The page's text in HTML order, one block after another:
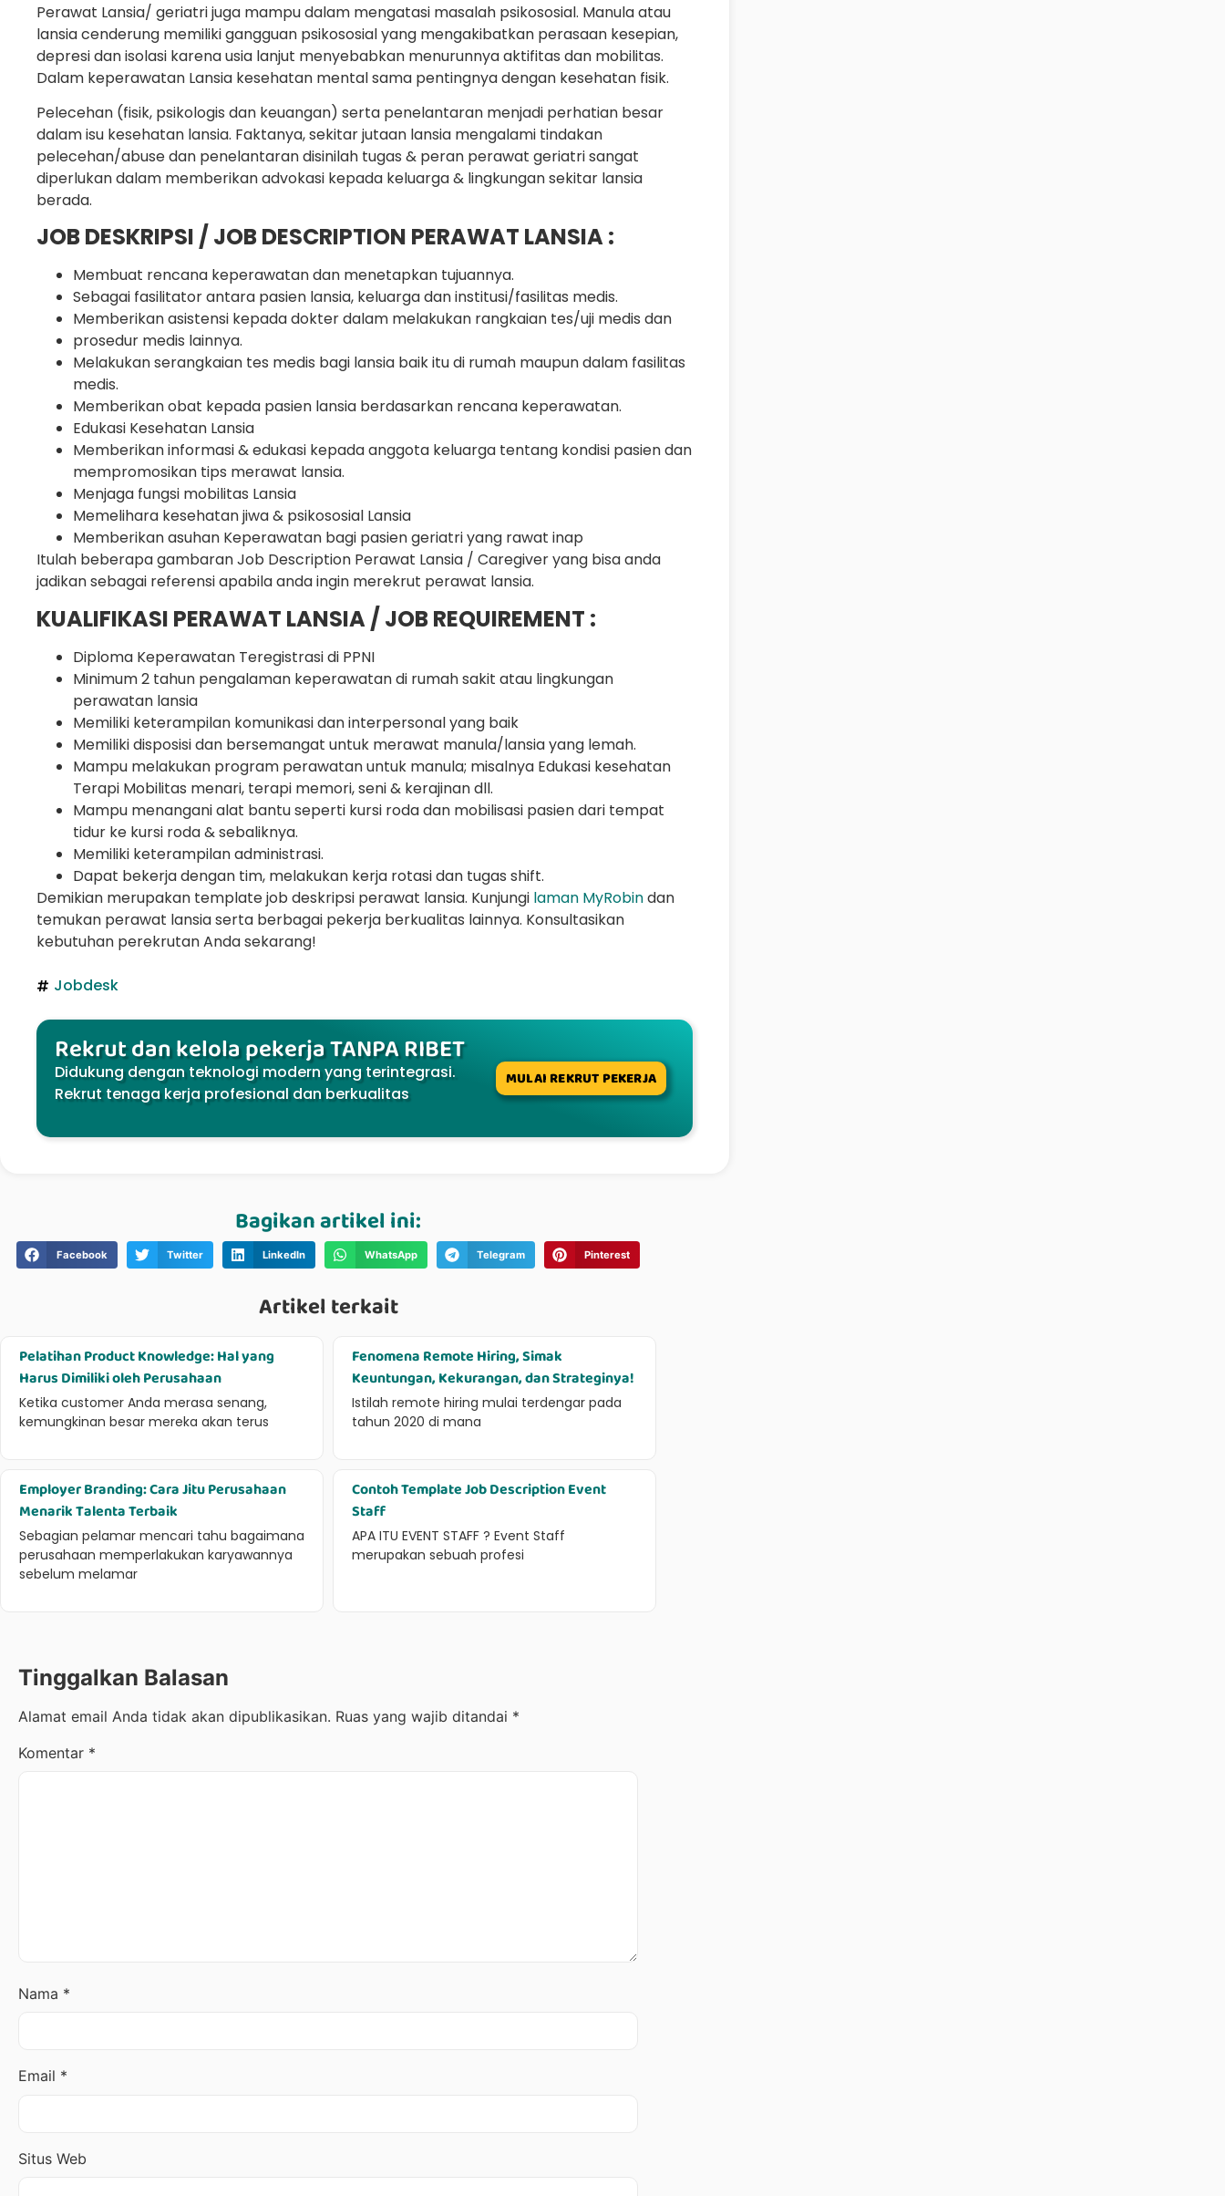
Perawat Lansia/ geriatri juga mampu dalam mengatasi masalah psikososial. Manula atau
lansia cenderung memiliki gangguan psikososial yang mengakibatkan perasaan kesepian,
depresi dan isolasi karena usia lanjut menyebabkan menurunnya aktifitas dan mobilitas.
Dalam keperawatan Lansia kesehatan mental sama pentingnya dengan kesehatan fisik.
Pelecehan (fisik, psikologis dan keuangan) serta penelantaran menjadi perhatian besar
dalam isu kesehatan lansia. Faktanya, sekitar jutaan lansia mengalami tindakan
pelecehan/abuse dan penelantaran disinilah tugas & peran perawat geriatri sangat
diperlukan dalam memberikan advokasi kepada keluarga & lingkungan sekitar lansia
berada.
JOB DESKRIPSI / JOB DESCRIPTION PERAWAT LANSIA :
Membuat rencana keperawatan dan menetapkan tujuannya.
Sebagai fasilitator antara pasien lansia, keluarga dan institusi/fasilitas medis.
Memberikan asistensi kepada dokter dalam melakukan rangkaian tes/uji medis dan
prosedur medis lainnya.
Melakukan serangkaian tes medis bagi lansia baik itu di rumah maupun dalam fasilitas
medis.
Memberikan obat kepada pasien lansia berdasarkan rencana keperawatan.
Edukasi Kesehatan Lansia
Memberikan informasi & edukasi kepada anggota keluarga tentang kondisi pasien dan
mempromosikan tips merawat lansia.
Menjaga fungsi mobilitas Lansia
Memelihara kesehatan jiwa & psikososial Lansia
Memberikan asuhan Keperawatan bagi pasien geriatri yang rawat inap
Itulah beberapa gambaran Job Description Perawat Lansia / Caregiver yang bisa anda
jadikan sebagai referensi apabila anda ingin merekrut perawat lansia.
KUALIFIKASI PERAWAT LANSIA / JOB REQUIREMENT :
Diploma Keperawatan Teregistrasi di PPNI
Minimum 2 tahun pengalaman keperawatan di rumah sakit atau lingkungan
perawatan lansia
Memiliki keterampilan komunikasi dan interpersonal yang baik
Memiliki disposisi dan bersemangat untuk merawat manula/lansia yang lemah.
Mampu melakukan program perawatan untuk manula; misalnya Edukasi kesehatan
Terapi Mobilitas menari, terapi memori, seni & kerajinan dll.
Mampu menangani alat bantu seperti kursi roda dan mobilisasi pasien dari tempat
tidur ke kursi roda & sebaliknya.
Memiliki keterampilan administrasi.
Dapat bekerja dengan tim, melakukan kerja rotasi dan tugas shift.
Demikian merupakan template job deskripsi perawat lansia. Kunjungi laman MyRobindan
temukan perawat lansia serta berbagai pekerja berkualitas lainnya. Konsultasikan
kebutuhan perekrutan Anda sekarang!
Jobdesk
Rekrut dan kelola pekerja TANPA RIBET
Didukung dengan teknologi modern yang terintegrasi.
Rekrut tenaga kerja profesional dan berkualitas
MULAI REKRUT PEKERJA
Bagikan artikel ini:
Facebook Twitter LinkedIn WhatsApp Telegram Pinterest
Artikel terkait
Pelatihan Product Knowledge: Hal yang
Harus Dimiliki oleh Perusahaan
Ketika customer Anda merasa senang,
kemungkinan besar mereka akan terus
Fenomena Remote Hiring, Simak
Keuntungan, Kekurangan, dan Strateginya!
Istilah remote hiring mulai terdengar pada
tahun 2020 di mana
Employer Branding: Cara Jitu Perusahaan
Menarik Talenta Terbaik
Sebagian pelamar mencari tahu bagaimana
perusahaan memperlakukan karyawannya
sebelum melamar
Contoh Template Job Description Event
Staff
APA ITU EVENT STAFF ? Event Staff
merupakan sebuah profesi
Tinggalkan Balasan
Alamat email Anda tidak akan dipublikasikan. Ruas yang wajib ditandai *
Komentar *
Nama *
Email *
Situs Web